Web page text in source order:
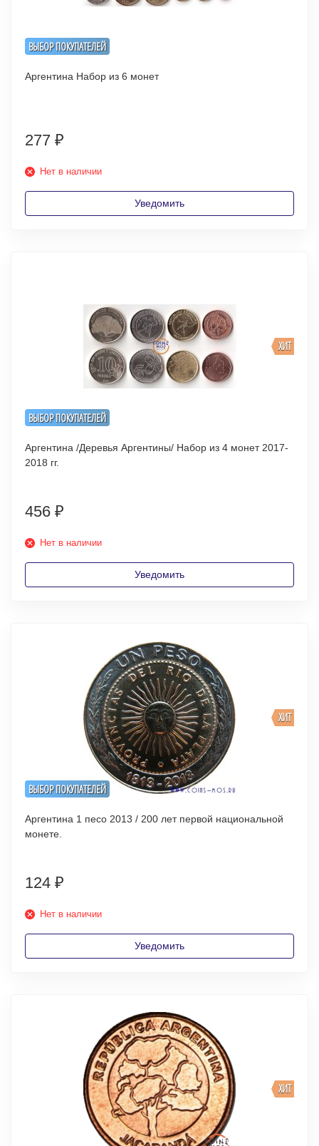
ВЫБОР ПОКУПАТЕЛЕЙ
Аргентина Набор из 6 монет
277 ₽
Нет в наличии
Уведомить
ВЫБОР ПОКУПАТЕЛЕЙ
ХИТ
Аргентина /Деревья Аргентины/ Набор из 4 монет 2017-
2018 гг.
456 ₽
Нет в наличии
Уведомить
ВЫБОР ПОКУПАТЕЛЕЙ
ХИТ
Аргентина 1 песо 2013 / 200 лет первой национальной
монете.
124 ₽
Нет в наличии
Уведомить
ХИТ